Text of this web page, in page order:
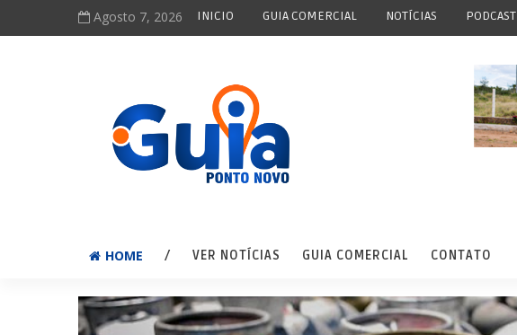
Agosto 7, 2026 INICIO GUIA COMERCIAL NOTÍCIAS PODCAST
HOME / VER NOTÍCIAS GUIA COMERCIAL CONTATO